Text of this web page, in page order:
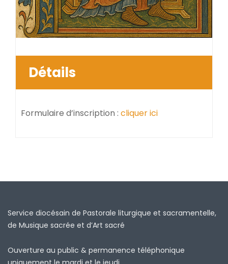
Détails
Formulaire d’inscription : cliquer ici
Service diocésain de Pastorale liturgique et sacramentelle,
de Musique sacrée et d’Art sacré
Ouverture au public & permanence téléphonique